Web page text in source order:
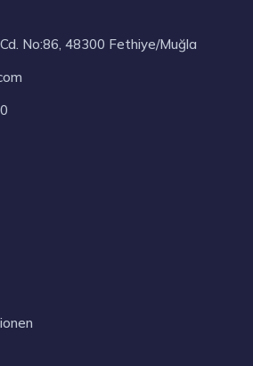
No:86, 48300 Fethiye/Muğla